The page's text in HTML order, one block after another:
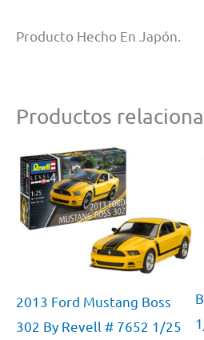
Producto Hecho En Japón.
Productos
2013 Ford Mustang Boss
302 By Revell # 7652 1/25